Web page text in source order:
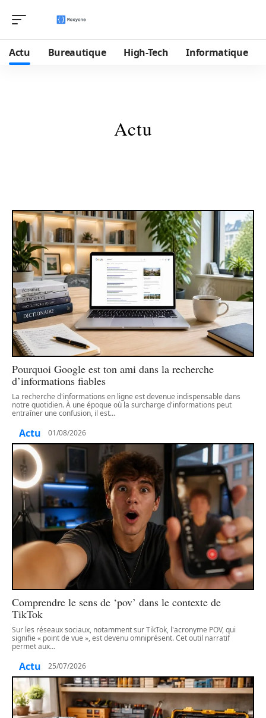
Actu Bureautique High-Tech Informatique
Actu
Pourquoi Google est ton ami dans la recherche
d’informations fiables
La recherche d'informations en ligne est devenue indispensable dans
notre quotidien. À une époque où la surcharge d'informations peut
entraîner une confusion, il est…
Actu 01/08/2026
Comprendre le sens de ‘pov’ dans le contexte de
TikTok
Sur les réseaux sociaux, notamment sur TikTok, l'acronyme POV, qui
signifie « point de vue », est devenu omniprésent. Cet outil narratif
permet aux…
Actu 25/07/2026